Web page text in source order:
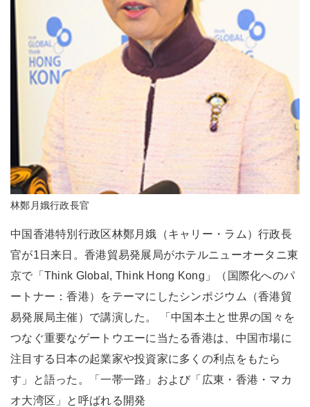
林鄭月娥行政長官
中国香港特別行政区林鄭月娥（キャリー・ラム）行政長
官が1日来日。香港貿易発展局がホテルニューオータニ東
京で「Think Global, Think Hong Kong」（国際化へのパ
ートナー：香港）をテーマにしたシンポジウム（香港貿
易発展局主催）で講演した。 「中国本土と世界の国々を
つなぐ重要なゲートウエーに当たる香港は、中国市場に
注目する日本の起業家や投資家に多くの利点をもたら
す」と語った。「一帯一路」および「広東・香港・マカ
オ大湾区」と呼ばれる開発